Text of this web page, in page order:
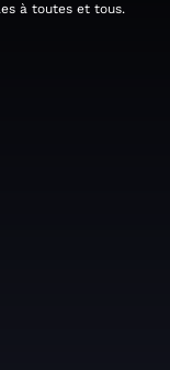
à toutes et tous.